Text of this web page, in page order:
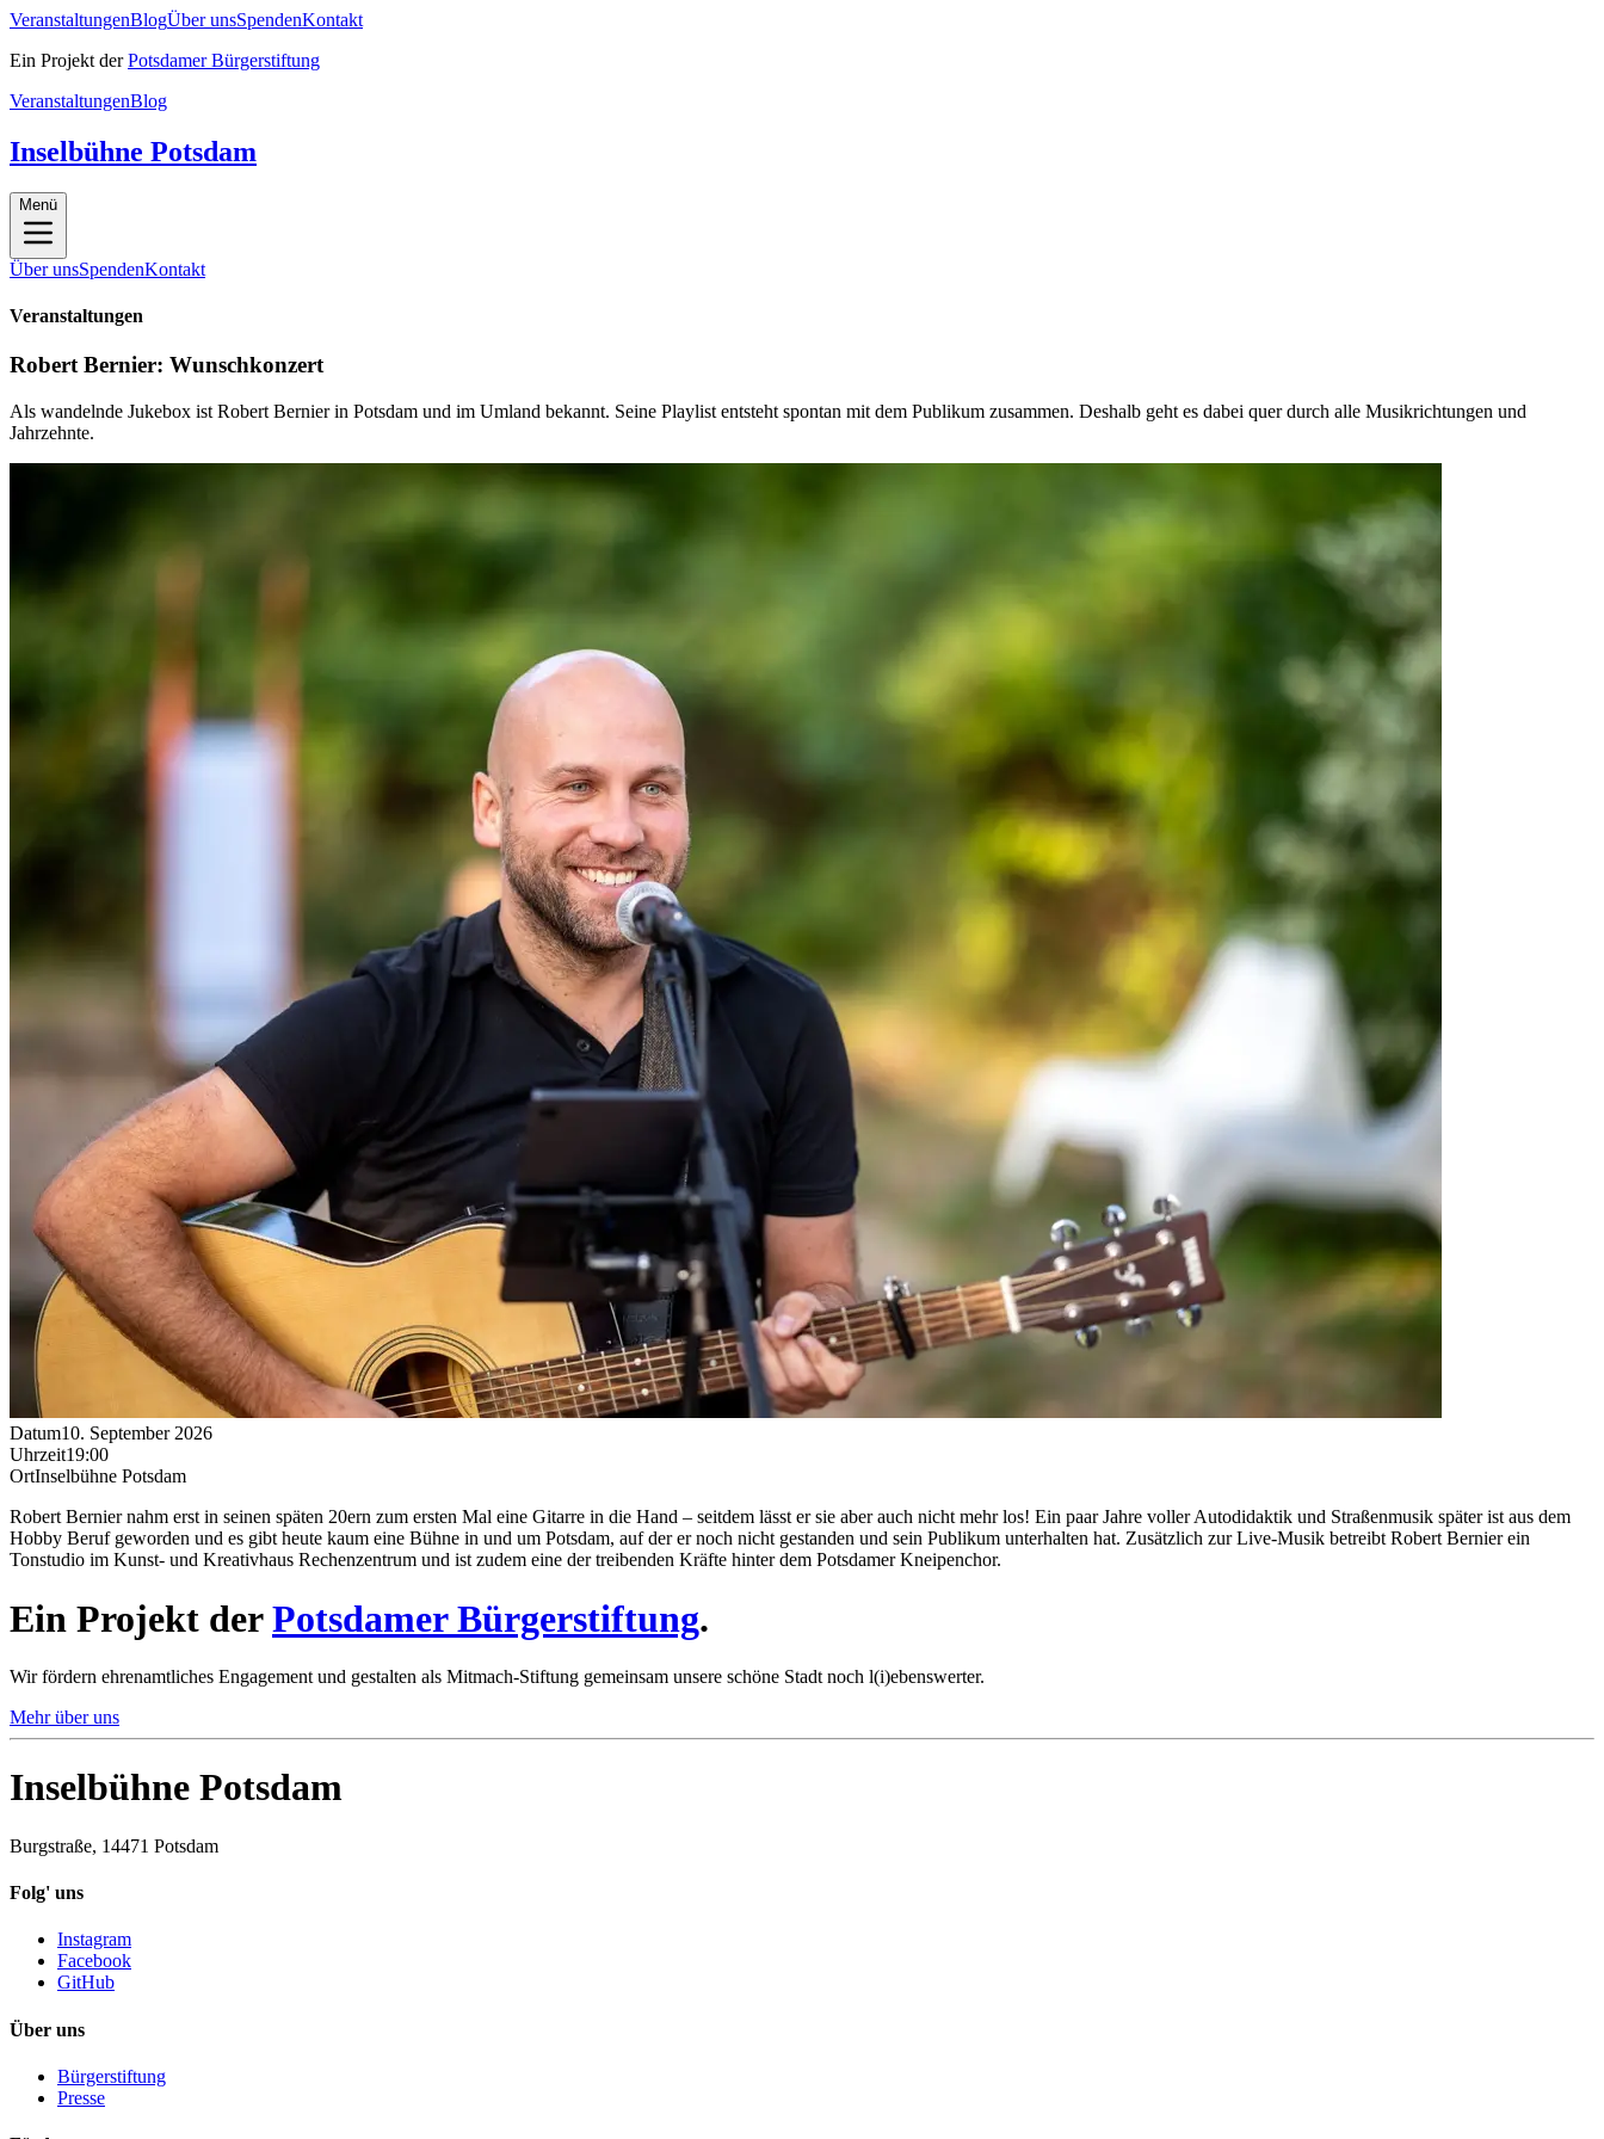
VeranstaltungenBlogÜber unsSpendenKontakt
Ein Projekt der Potsdamer Bürgerstiftung
VeranstaltungenBlog
Inselbühne Potsdam
Menü
Über unsSpendenKontakt
Veranstaltungen
Robert Bernier: Wunschkonzert
Als wandelnde Jukebox ist Robert Bernier in Potsdam und im Umland bekannt. Seine Playlist entsteht spontan mit dem Publikum zusammen. Deshalb geht es dabei quer durch alle Musikrichtungen und
Jahrzehnte.
Datum10. September 2026
Uhrzeit19:00
OrtInselbühne Potsdam
Robert Bernier nahm erst in seinen späten 20ern zum ersten Mal eine Gitarre in die Hand – seitdem lässt er sie aber auch nicht mehr los! Ein paar Jahre voller Autodidaktik und Straßenmusik später ist aus dem
Hobby Beruf geworden und es gibt heute kaum eine Bühne in und um Potsdam, auf der er noch nicht gestanden und sein Publikum unterhalten hat. Zusätzlich zur Live-Musik betreibt Robert Bernier ein
Tonstudio im Kunst- und Kreativhaus Rechenzentrum und ist zudem eine der treibenden Kräfte hinter dem Potsdamer Kneipenchor.
Ein Projekt der Potsdamer Bürgerstiftung.
Wir fördern ehrenamtliches Engagement und gestalten als Mitmach-Stiftung gemeinsam unsere schöne Stadt noch l(i)ebenswerter.
Mehr über uns
Inselbühne Potsdam
Burgstraße, 14471 Potsdam
Folg' uns
Instagram
Facebook
GitHub
Über uns
Bürgerstiftung
Presse